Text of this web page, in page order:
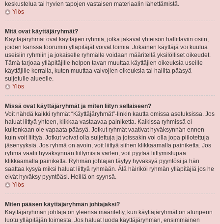
keskustelua tai hyvien tapojen vastaisen materiaalin lähettämistä.
Ylös
Mitä ovat käyttäjäryhmät?
Käyttäjäryhmät ovat käyttäjien ryhmiä, jotka jakavat yhteisön hallittaviin osiin,
joiden kanssa foorumin ylläpitäjät voivat toimia. Jokainen käyttäjä voi kuulua
useisiin ryhmiin ja jokaiselle ryhmälle voidaan määritellä yksilölliset oikeudet.
Tämä tarjoaa ylläpitäjille helpon tavan muuttaa käyttäjien oikeuksia useille
käyttäjille kerralla, kuten muuttaa valvojien oikeuksia tai hallita pääsyä
suljetulle alueelle.
Ylös
Missä ovat käyttäjäryhmät ja miten liityn sellaiseen?
Voit nähdä kaikki ryhmät “Käyttäjäryhmät”-linkin kautta omissa asetuksissa. Jos
haluat liittyä yhteen, klikkaa vastaavaa painiketta. Kaikissa ryhmissä ei
kuitenkaan ole vapaata pääsyä. Jotkut ryhmät vaativat hyväksynnän ennen
kuin voit liittyä. Jotkut voivat olla suljettuja ja joissakin voi olla jopa piilotettuja
jäsenyyksiä. Jos ryhmä on avoin, voit liittyä siihen klikkaamalla painiketta. Jos
ryhmä vaatii hyväksynnän liittymistä varten, voit pyytää liittymislupaa
klikkaamalla painiketta. Ryhmän johtajan täytyy hyväksyä pyyntösi ja hän
saattaa kysyä miksi haluat liittyä ryhmään. Älä häiriköi ryhmän ylläpitäjiä jos he
eivät hyväksy pyyntöäsi. Heillä on syynsä.
Ylös
Miten pääsen käyttäjäryhmän johtajaksi?
Käyttäjäryhmän johtaja on yleensä määritelty, kun käyttäjäryhmät on alunperin
luotu ylläpitäjän toimesta. Jos haluat luoda käyttäjäryhmän, ensimmäinen